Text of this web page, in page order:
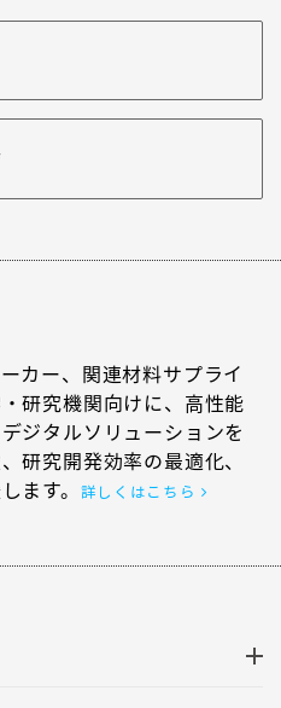
カー、関連材料サプライ
研究機関向けに、高性能
ジタルソリューションを
研究開発効率の最適化、
ます。
詳しくはこちら